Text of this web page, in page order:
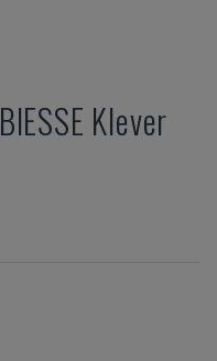
BIESSE Klever